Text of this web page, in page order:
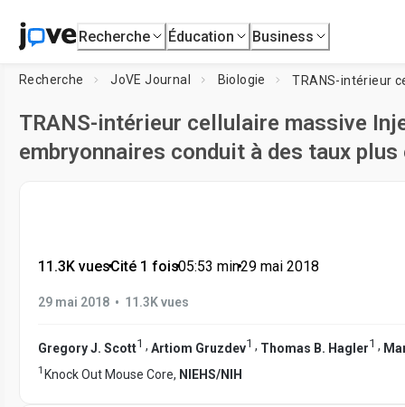
Recherche Éducation Business
Recherche JoVE Journal Biologie
TRANS-intérieur cellulaire massive
embryonnaires conduit à des taux
11.3K vues•Cité 1 fois•05:53 min•29 mai 2018
29 mai 2018 • 11.3K vues
Gregory J. Scott1 , Artiom Gruzdev1 , Thomas B. Hagler1 ,
1 Knock Out Mouse Core, NIEHS/NIH